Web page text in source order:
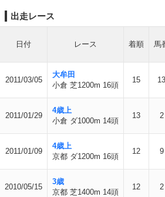
出走レース
日付 レース 着順 馬
2011/03/05
大牟田
小倉 芝1200m 16頭
15 13
2011/01/29
4歳上
小倉 ダ1000m 14頭
13 2
2011/01/09
4歳上
京都 ダ1200m 16頭
12 9
2010/05/15
3歳
京都 芝1400m 14頭
12 2